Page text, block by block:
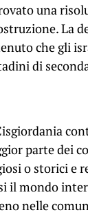
una
La
che gli
di
parte dei
o storici e
il mondo
nelle